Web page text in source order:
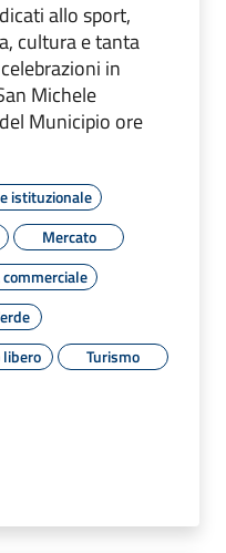
allo sport,
cultura e tanta
in
Michele
Municipio ore
istituzionale
Mercato
libero
Turismo